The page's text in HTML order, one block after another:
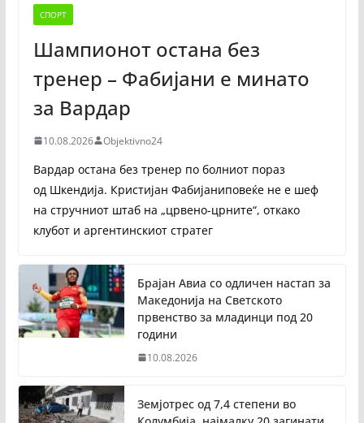
СПОРТ
Шампионот остана без
тренер – Фабијани е минато
за Вардар
10.08.2026 Objektivno24
Вардар остана без тренер по болниот пораз
од Шкендија. Кристијан Фабијаниповеќе не е шеф
на стручниот штаб на „црвено-црните“, откако
клубот и аргентинскиот стратег
Брајан Авиа со одличен настап за
Македонија на Светското
првенство за младинци под 20
години
10.08.2026
Земјотрес од 7,4 степени во